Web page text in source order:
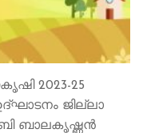
2023-25
ജില്ലാ
ബാലകൃഷ്ണന്‍